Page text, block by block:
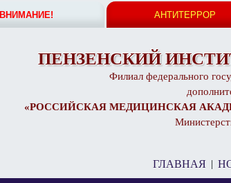
ВНИМАНИЕ! АНТИТЕРРОР
ПЕНЗЕНСКИЙ
Филиал федерального
«РОССИЙСКАЯ МЕДИЦИНСКАЯ
ГЛАВНАЯ |